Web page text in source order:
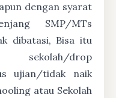
dengan syarat
SMP/MTs
dibatasi, Bisa itu
drop
ujian/tidak naik
atau Sekolah